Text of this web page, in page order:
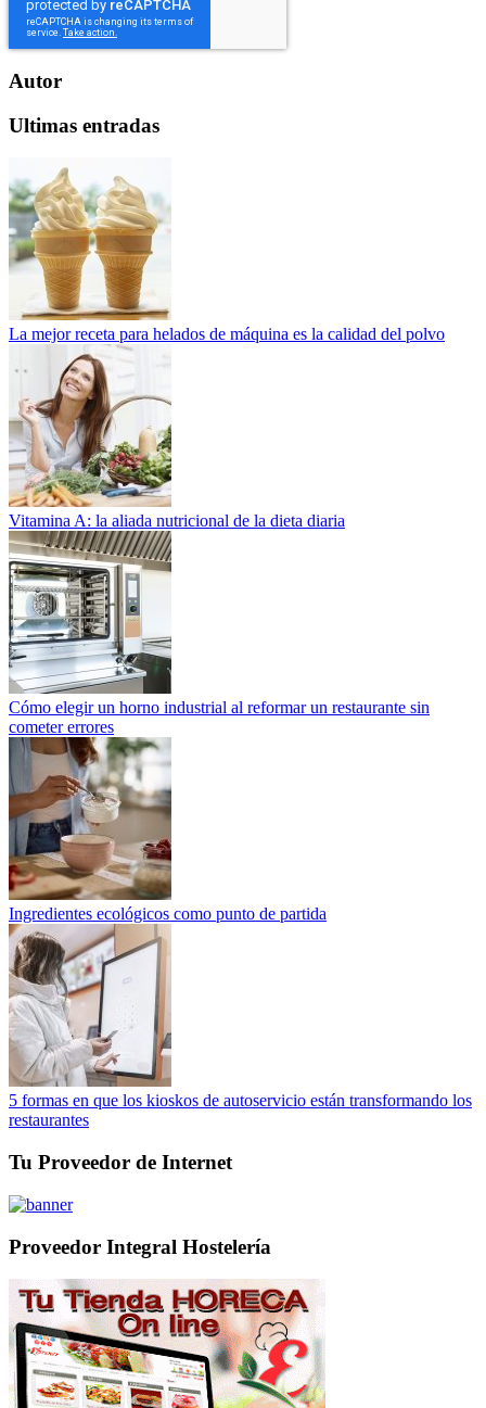
Autor
Ultimas entradas
La mejor receta para helados de máquina es la calidad del polvo
Vitamina A: la aliada nutricional de la dieta diaria
Cómo elegir un horno industrial al reformar un restaurante sin
cometer errores
Ingredientes ecológicos como punto de partida
5 formas en que los kioskos de autoservicio están transformando los
restaurantes
Tu Proveedor de Internet
Proveedor Integral Hostelería